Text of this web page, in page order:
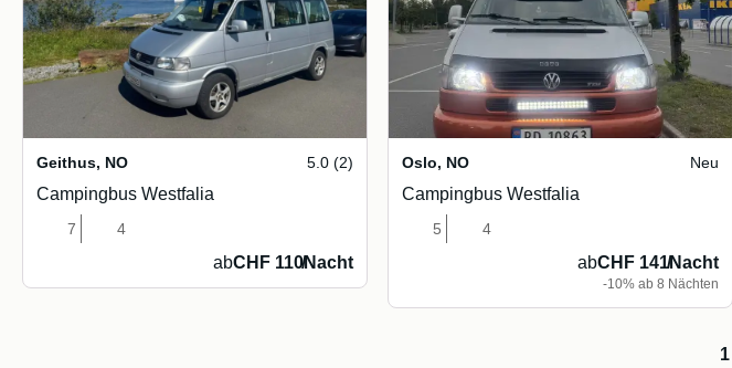
Geithus, NO 5.0 (2)
Campingbus Westfalia
7 4
abCHF 110/Nacht
Oslo, NO Neu
Campingbus Westfalia
5 4
abCHF 141/Nacht
-10% ab 8 Nächten
1